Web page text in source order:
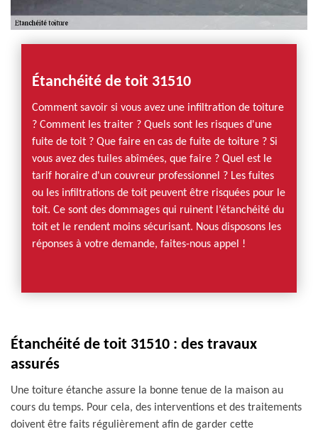
Étanchéité de toit 31510
Comment savoir si vous avez une infiltration de toiture
? Comment les traiter ? Quels sont les risques d'une
fuite de toit ? Que faire en cas de fuite de toiture ? Si
vous avez des tuiles abîmées, que faire ? Quel est le
tarif horaire d'un couvreur professionnel ? Les fuites
ou les infiltrations de toit peuvent être risquées pour le
toit. Ce sont des dommages qui ruinent l’étanchéité du
toit et le rendent moins sécurisant. Nous disposons les
réponses à votre demande, faites-nous appel !
Étanchéité de toit 31510 : des travaux
assurés
Une toiture étanche assure la bonne tenue de la maison au
cours du temps. Pour cela, des interventions et des traitements
doivent être faits régulièrement afin de garder cette